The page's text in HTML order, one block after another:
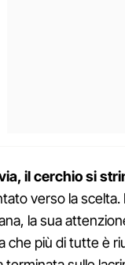
il cerchio si
verso la
la sua
che più di tutte è